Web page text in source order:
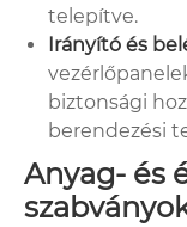
telepítve.
Irányító és
biztonsági
berendezési
Anyag- és